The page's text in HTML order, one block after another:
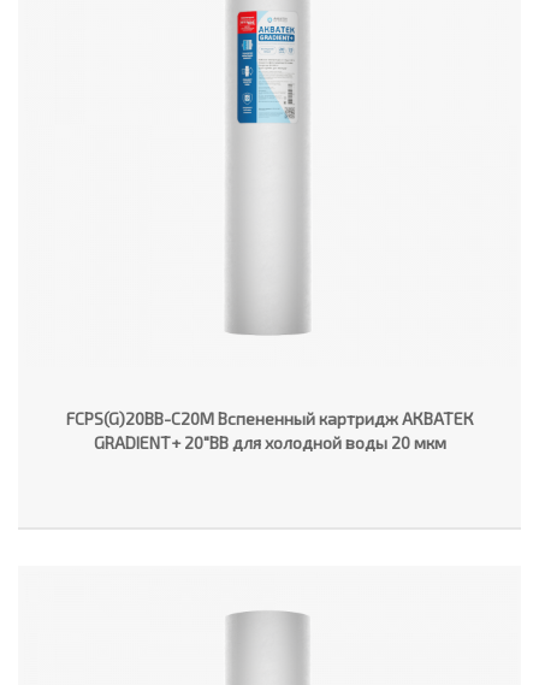
FCPS(G)20BB-C20M Вспененный картридж АКВАТЕК
GRADIENT+ 20"ВВ для холодной воды 20 мкм